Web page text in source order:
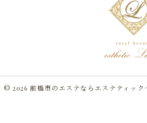
© 2026 前橋市のエステならエステティック